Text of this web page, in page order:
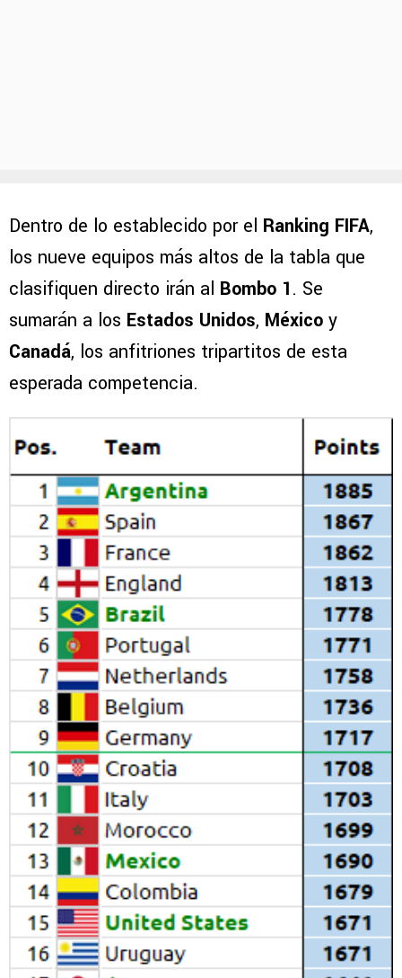
Dentro de lo establecido por el Ranking FIFA,
los nueve equipos más altos de la tabla que
clasifiquen directo irán al Bombo 1. Se
sumarán a los Estados Unidos, México y
Canadá, los anfitriones tripartitos de esta
esperada competencia.